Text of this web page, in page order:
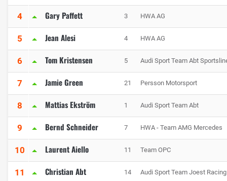
4 Gary Paffett 3 HWA AG
5 Jean Alesi 4 HWA AG
6 Tom Kristensen 5 Audi Sport Team Abt
7 Jamie Green 21 Persson Motorsport
8 Mattias Ekström 1 Audi Sport Team Abt
9 Bernd Schneider 7 HWA - Team AMG Mercedes
10 Laurent Aiello 11 Team OPC
11 Christian Abt 14 Audi Sport Team Joest Racing